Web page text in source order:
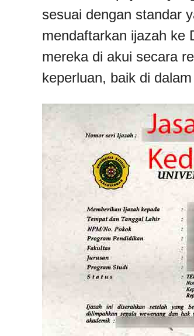
sesuai dengan standar
mendaftarkan ijazah ke
mereka di akui secara
keperluan, baik di